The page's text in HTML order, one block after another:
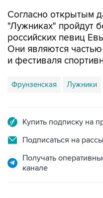
Согласно открытым
"Лужниках" пройдут
российских певиц
Они являются
и фестиваля
Фрунзенская Лужники
Купить подписку на
Подписаться на
Получать
канале